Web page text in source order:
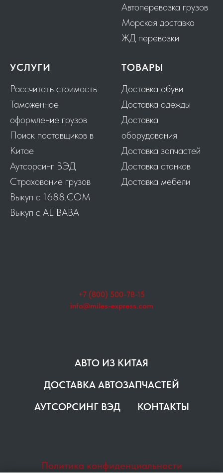
Автоперевозка грузов
Морская доставка
ЖД перевозки
УСЛУГИ
Рассчитать стоимость
Таможенное
оформление грузов
Поиск поставщиков в
Китае
Аутсорсинг ВЭД
Страхование грузов
Выкуп с 1688.COM
Выкуп с ALIBABA
ТОВАРЫ
Доставка обуви
Доставка одежды
Доставка
оборудования
Доставка запчастей
Доставка станков
Доставка мебели
+7 (800) 500-78-15
info@miles-express.com
АВТО ИЗ КИТАЯ
ДОСТАВКА АВТОЗАПЧАСТЕЙ
АУТСОРСИНГ ВЭД
КОНТАКТЫ
Политика конфиденциальности